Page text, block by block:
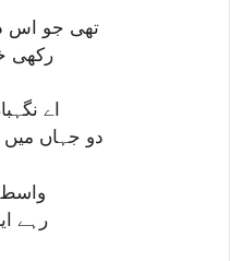
تھی جو اس
رکھی
اے
دو جہاں
رہے